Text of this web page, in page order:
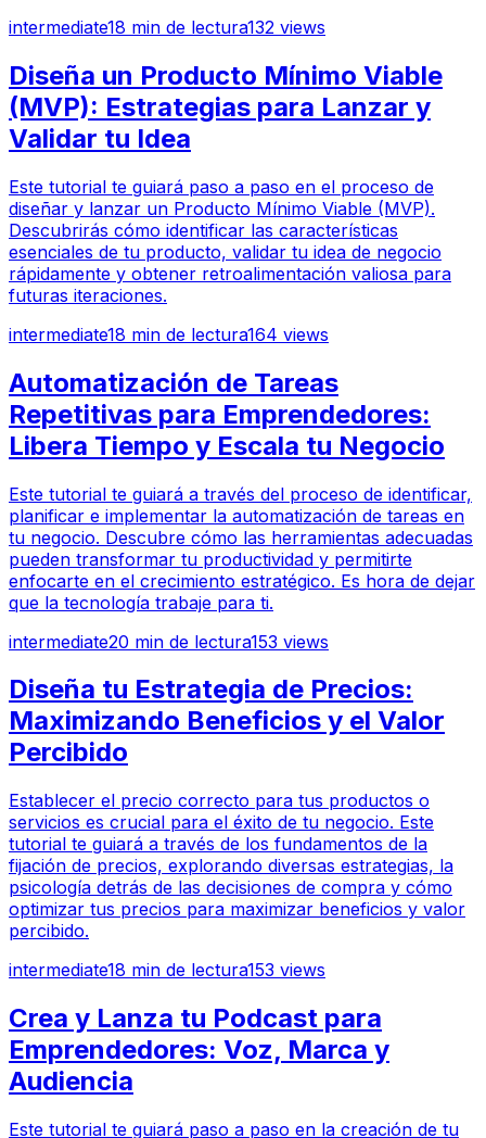
intermediate18 min de lectura132 views
Diseña un Producto Mínimo Viable
(MVP): Estrategias para Lanzar y
Validar tu Idea
Este tutorial te guiará paso a paso en el proceso de
diseñar y lanzar un Producto Mínimo Viable (MVP).
Descubrirás cómo identificar las características
esenciales de tu producto, validar tu idea de negocio
rápidamente y obtener retroalimentación valiosa para
futuras iteraciones.
intermediate18 min de lectura164 views
Automatización de Tareas
Repetitivas para Emprendedores:
Libera Tiempo y Escala tu Negocio
Este tutorial te guiará a través del proceso de identificar,
planificar e implementar la automatización de tareas en
tu negocio. Descubre cómo las herramientas adecuadas
pueden transformar tu productividad y permitirte
enfocarte en el crecimiento estratégico. Es hora de dejar
que la tecnología trabaje para ti.
intermediate20 min de lectura153 views
Diseña tu Estrategia de Precios:
Maximizando Beneficios y el Valor
Percibido
Establecer el precio correcto para tus productos o
servicios es crucial para el éxito de tu negocio. Este
tutorial te guiará a través de los fundamentos de la
fijación de precios, explorando diversas estrategias, la
psicología detrás de las decisiones de compra y cómo
optimizar tus precios para maximizar beneficios y valor
percibido.
intermediate18 min de lectura153 views
Crea y Lanza tu Podcast para
Emprendedores: Voz, Marca y
Audiencia
Este tutorial te guiará paso a paso en la creación de tu